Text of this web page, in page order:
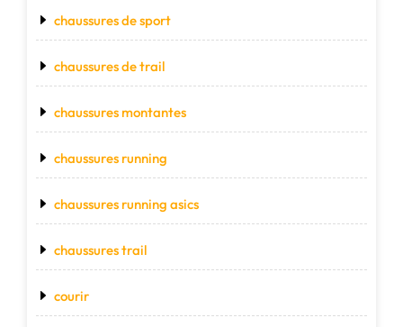
chaussures de sport
chaussures de trail
chaussures montantes
chaussures running
chaussures running asics
chaussures trail
courir